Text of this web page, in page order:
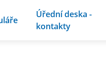
Úřední deska -
kontakty